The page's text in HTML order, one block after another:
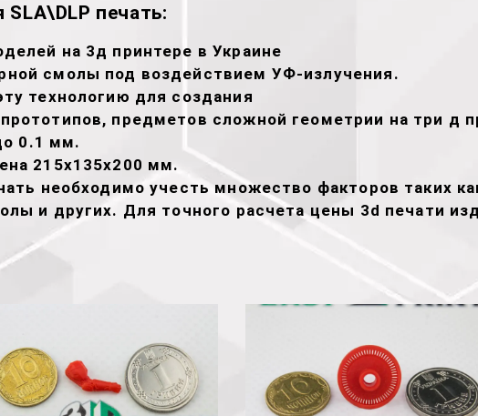
печать:
на 3д принтере в Украине
смолы под воздействием УФ-излучения.
технологию для создания
предметов сложной геометрии на три д
0.1 мм.
215х135х200 мм.
необходимо учесть множество факторов таких
и других. Для точного расчета цены 3d печати